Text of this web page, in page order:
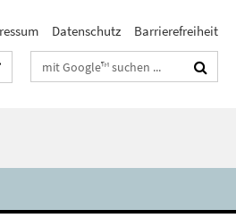
Datenschutz Barrierefreiheit
Suchbegriffe